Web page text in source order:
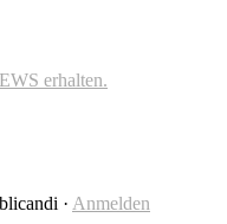
erhalten.
· Anmelden